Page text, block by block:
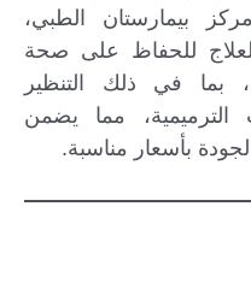
بيمارستان الطبي،
للحفاظ على صحة
بما في ذلك التنظير
الترميمية، مما يضمن
بأسعار مناسبة.